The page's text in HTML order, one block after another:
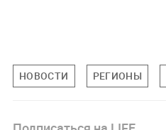
НОВОСТИ РЕГИОНЫ